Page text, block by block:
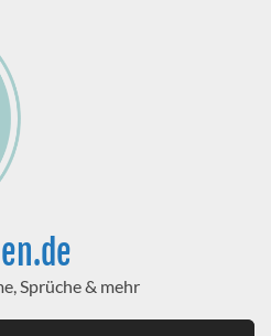
Sprüche & mehr